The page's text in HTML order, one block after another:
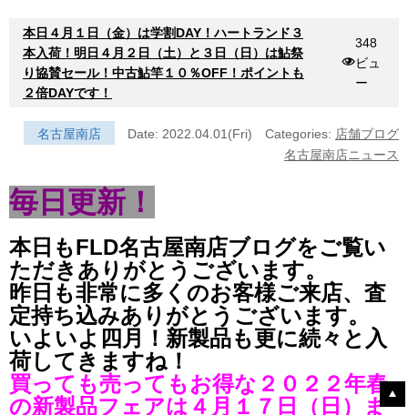
本日４月１日（金）は学割DAY！ハートランド３
本入荷！明日４月２日（土）と３日（日）は鮎祭
り協賛セール！中古鮎竿１０％OFF！ポイントも
２倍DAYです！
348
ビュ
ー
名古屋南店 Date: 2022.04.01(Fri) Categories: 店舗ブログ
名古屋南店ニュース
毎日更新！
本日もFLD名古屋南店ブログをご覧い
ただきありがとうございます。
昨日も非常に多くのお客様ご来店、査
定持ち込みありがとうございます。
いよいよ四月！新製品も更に続々と入
荷してきますね！
買っても売ってもお得な２０２２年春
の新製品フェアは４月１７日（日）ま